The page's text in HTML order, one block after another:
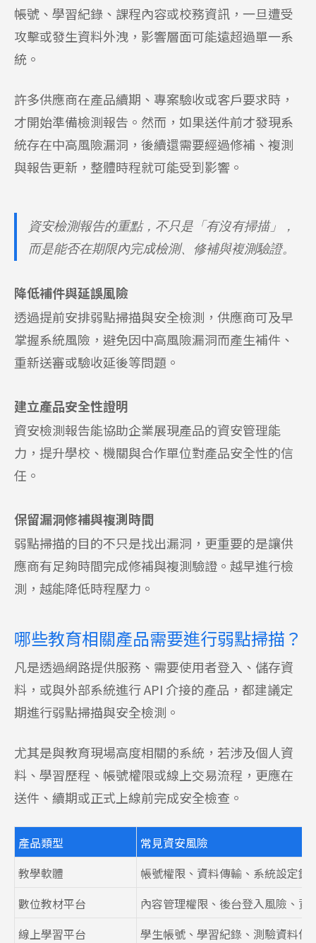
帳號、學習紀錄、課程內容或校務資訊，一旦遭受
攻擊或發生資料外洩，影響層面可能遠超過單一系
統。
許多供應商在產品續期、專案驗收或客戶要求時，
才開始準備檢測報告。然而，如果送件前才發現系
統存在中高風險漏洞，後續還需要經過修補、複測
與報告更新，整體時程就可能受到影響。
資安檢測報告的重點，不只是「有沒有掃描」，
而是能否在期限內完成檢測、修補與複測驗證。
降低補件與延誤風險
透過提前安排弱點掃描與安全檢測，供應商可及早
掌握系統風險，避免因中高風險漏洞而產生補件、
重新送審或驗收延後等問題。
建立產品安全性證明
資安檢測報告能協助企業展現產品的資安管理能
力，提升學校、機關與合作單位對產品安全性的信
任。
保留漏洞修補與複測時間
弱點掃描的目的不只是找出漏洞，更重要的是讓供
應商有足夠時間完成修補與複測驗證。越早進行檢
測，越能降低時程壓力。
哪些教育相關產品需要進行弱點掃描？
凡是透過網路提供服務、需要使用者登入、儲存資
料，或與外部系統進行 API 介接的產品，都建議定
期進行弱點掃描與安全檢測。
尤其是與教育現場高度相關的系統，若涉及個人資
料、學習歷程、帳號權限或線上交易流程，更應在
送件、續期或正式上線前完成安全檢查。
產品類型
常見資安風險
教學軟體
帳號權限、資料傳輸、系統設定錯
數位教材平台
內容管理權限、後台登入風險、資
線上學習平台
學生帳號、學習紀錄、測驗資料保